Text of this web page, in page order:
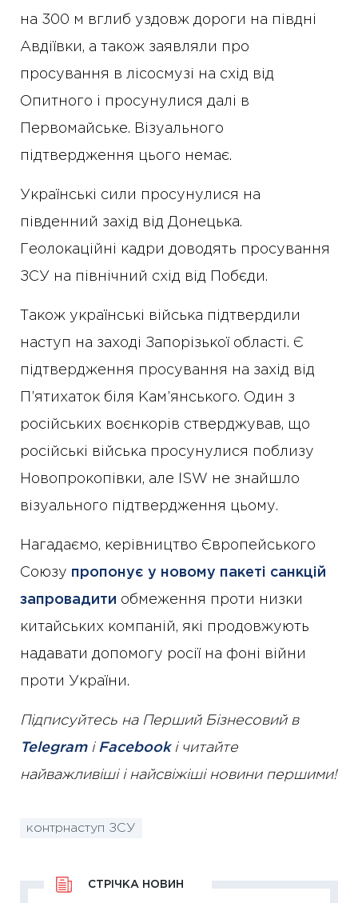
на 300 м вглиб уздовж дороги на півдні
Авдіївки, а також заявляли про
просування в лісосмузі на схід від
Опитного і просунулися далі в
Первомайське. Візуального
підтвердження цього немає.
Українські сили просунулися на
південний захід від Донецька.
Геолокаційні кадри доводять просування
ЗСУ на північний схід від Побєди.
Також українські війська підтвердили
наступ на заході Запорізької області. Є
підтвердження просування на захід від
П’ятихаток біля Кам’янського. Один з
російських воєнкорів стверджував, що
російські війська просунулися поблизу
Новопрокопівки, але ISW не знайшло
візуального підтвердження цьому.
Нагадаємо, керівництво Європейського
Союзу пропонує у новому пакеті санкцій
запровадити обмеження проти низки
китайських компаній, які продовжують
надавати допомогу росії на фоні війни
проти України.
Підписуйтесь на Перший Бізнесовий в
Telegramі Facebookі читайте
найважливіші і найсвіжіші новини першими!
контрнаступ ЗСУ
СТРІЧКА НОВИН